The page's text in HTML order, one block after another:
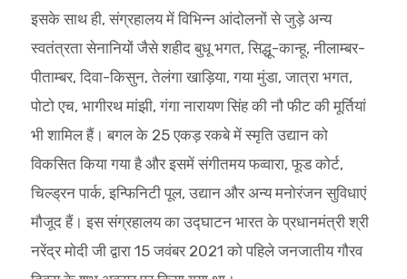
इसके साथ ही, संग्रहालय में विभिन्न आंदोलनों से जुड़े अन्य
स्वतंत्रता सेनानियों जैसे शहीद बुधू भगत, सिद्धू-कान्हू, नीलाम्बर-
पीताम्बर, दिवा-किसुन, तेलंगा खाड़िया, गया मुंडा, जात्रा भगत,
पोटो एच, भागीरथ मांझी, गंगा नारायण सिंह की नौ फीट की मूर्तियां
भी शामिल हैं। बगल के 25 एकड़ रकबे में स्मृति उद्यान को
विकसित किया गया है और इसमें संगीतमय फव्वारा, फूड कोर्ट,
चिल्ड्रन पार्क, इन्फिनिटी पूल, उद्यान और अन्य मनोरंजन सुविधाएं
मौजूद हैं। इस संग्रहालय का उद्घाटन भारत के प्रधानमंत्री श्री
नरेंद्र मोदी जी द्वारा 15 जवंबर 2021 को पहिले जनजातीय गौरव